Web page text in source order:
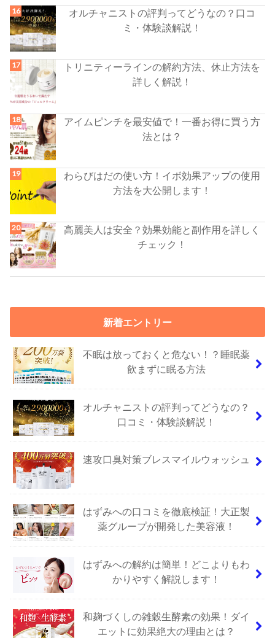
オルチャニストの評判ってどうなの？口コ
ミ・体験談解説！
トリニティーラインの解約方法、休止方法を
詳しく解説！
アイムピンチを最安値で！一番お得に買う方
法とは？
わらびはだの使い方！イボ効果アップの使用
方法を大公開します！
高麗美人は安全？効果効能と副作用を詳しく
チェック！
新着エントリー
不眠は放っておくと危ない！？睡眠薬
飲まずに眠る方法
オルチャニストの評判ってどうなの？
口コミ・体験談解説！
速攻口臭対策ブレスマイルウォッシュ
はずみへの口コミを徹底検証！大正製
薬グループが開発した美容液！
はずみへの解約は簡単！どこよりもわ
かりやすく解説します！
和麹づくしの雑穀生酵素の効果！ダイ
エットに効果絶大の理由とは？